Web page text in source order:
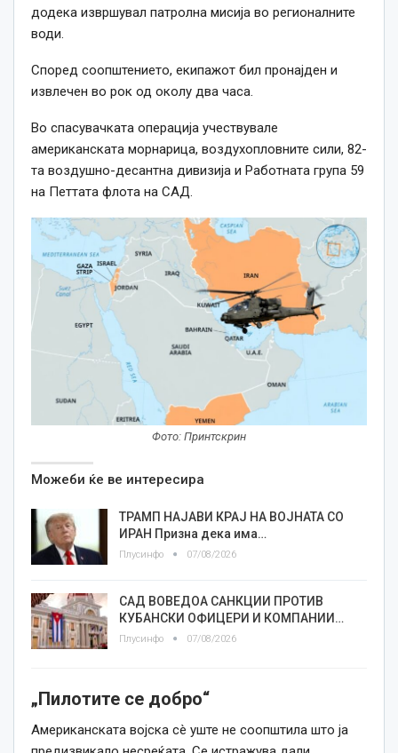
додека извршувал патролна мисија во регионалните
води.
Според соопштението, екипажот бил пронајден и
извлечен во рок од околу два часа.
Во спасувачката операција учествувале
американската морнарица, воздухопловните сили, 82-
та воздушно-десантна дивизија и Работната група 59
на Петтата флота на САД.
Фото: Принтскрин
Можеби ќе ве интересира
ТРАМП НАЈАВИ КРАЈ НА ВОЈНАТА СО
ИРАН Призна дека има…
Плусинфо 07/08/2026
САД ВОВЕДОА САНКЦИИ ПРОТИВ
КУБАНСКИ ОФИЦЕРИ И КОМПАНИИ…
Плусинфо 07/08/2026
„Пилотите се добро“
Американската војска сè уште не соопштила што ја